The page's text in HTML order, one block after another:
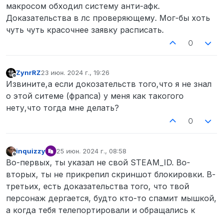
макросом обходил систему анти-афк.
Доказательства в лс проверяющему. Мог-бы хоть
чуть чуть красочнее заявку расписать.
0
ZynrRZ23 июн. 2024 г., 19:26
отредактировано
Извините,а если докозательств того,что я не знал
о этой ситеме (фрапса) у меня как такогого
нету,что тогда мне делать?
0
inquizzy 25 июн. 2024 г., 08:58
отредактировано
Во-первых, ты указал не свой STEAM_ID. Во-
вторых, ты не прикрепил скриншот блокировки. В-
третьих, есть доказательства того, что твой
персонаж дергается, будто кто-то спамит мышкой,
а когда тебя телепортировали и обращались к